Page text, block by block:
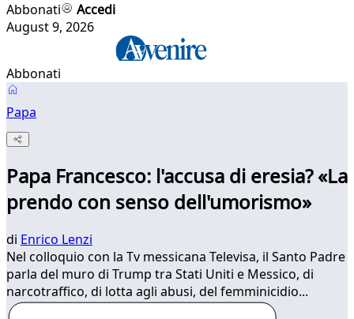
Abbonati
Accedi
August 9, 2026
Abbonati
Papa
Papa Francesco: l'accusa di eresia? «La
prendo con senso dell'umorismo»
di Enrico Lenzi
Nel colloquio con la Tv messicana Televisa, il Santo Padre
parla del muro di Trump tra Stati Uniti e Messico, di
narcotraffico, di lotta agli abusi, del femminicidio...